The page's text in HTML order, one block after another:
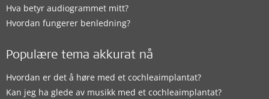
Hva betyr audiogrammet mitt?
Hvordan fungerer benledning?
Populære tema akkurat nå
Hvordan er det å høre med et cochleaimplantat?
Kan jeg ha glede av musikk med et cochleaimplantat?